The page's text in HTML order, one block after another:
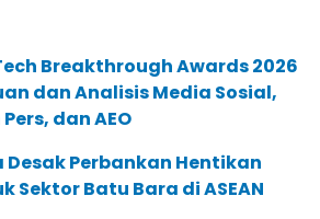
Breakthrough Awards 2026
dan Analisis Media Sosial,
dan AEO
Desak Perbankan Hentikan
Sektor Batu Bara di ASEAN